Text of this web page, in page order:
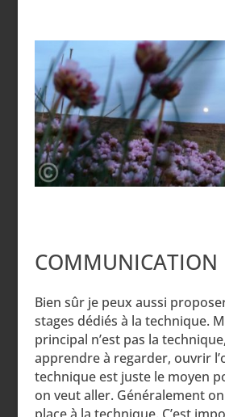
COMMUNICATION
Bien sûr je peux aussi
stages dédiés à la technique.
principal n’est pas la
apprendre à regarder, ouvrir
technique est juste le moyen
on veut aller. Généralement